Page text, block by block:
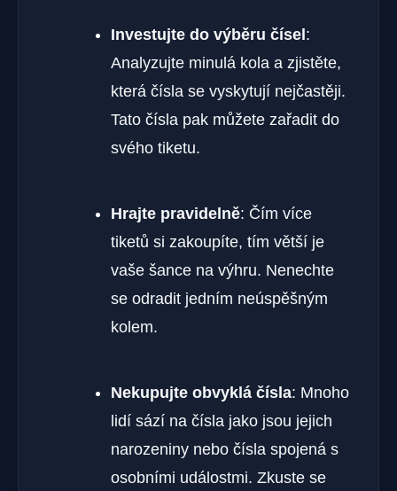
Investujte do výběru čísel :
Analyzujte minulá kola a zjistěte,
která čísla se vyskytují nejčastěji.
Tato čísla pak můžete zařadit do
svého tiketu.
Hrajte pravidelně: Čím více
tiketů si zakoupíte, tím větší je
vaše šance na výhru. Nenechte
se odradit jedním neúspěšným
kolem.
Nekupujte obvyklá čísla: Mnoho
lidí sází na čísla jako jsou jejich
narozeniny nebo čísla spojená s
osobními událostmi. Zkuste se